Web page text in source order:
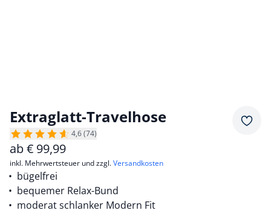
Extraglatt-Travelhose
4,6 (74)
ab€ 99,99
inkl. Mehrwertsteuer und zzgl.Versandkosten
bügelfrei
bequemer Relax-Bund
moderat schlanker Modern Fit